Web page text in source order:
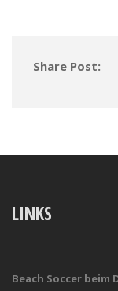
Share Post:
LINKS
Beach Soccer beim